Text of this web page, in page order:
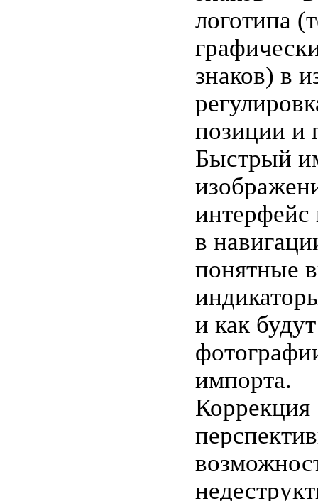
логотипа
знаков) в
позиции и
Быстрый
интерфейс
в
понятные
и как
импорта.
Коррекция